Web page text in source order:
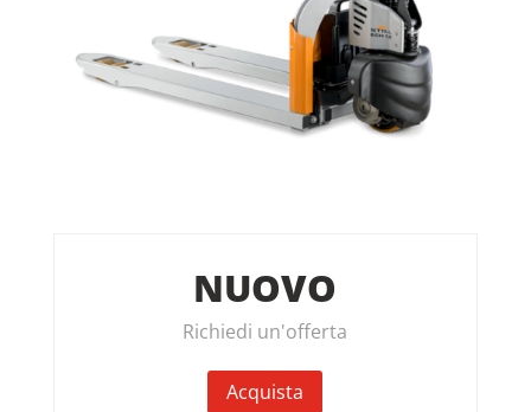
NUOVO
Richiedi un'offerta
Acquista